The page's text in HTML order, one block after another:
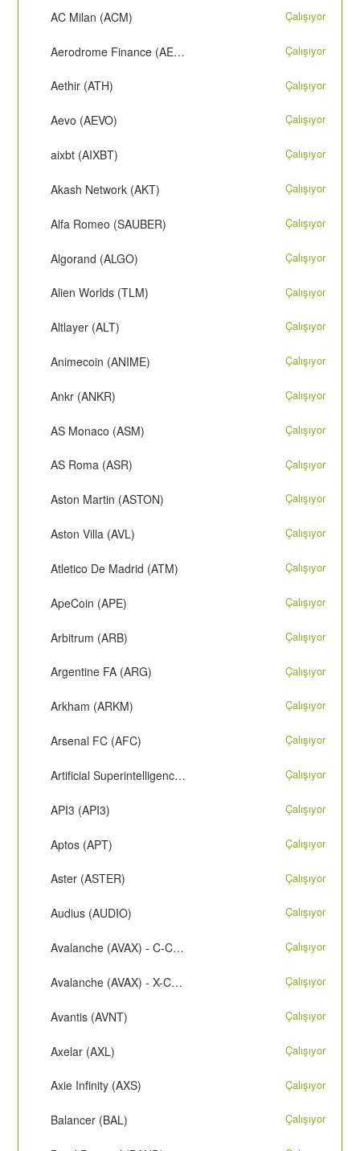
AC Milan (ACM) Çalışıyor
Aerodrome Finance (AERO) Çalışıyor
Aethir (ATH) Çalışıyor
Aevo (AEVO) Çalışıyor
aixbt (AIXBT) Çalışıyor
Akash Network (AKT) Çalışıyor
Alfa Romeo (SAUBER) Çalışıyor
Algorand (ALGO) Çalışıyor
Alien Worlds (TLM) Çalışıyor
Altlayer (ALT) Çalışıyor
Animecoin (ANIME) Çalışıyor
Ankr (ANKR) Çalışıyor
AS Monaco (ASM) Çalışıyor
AS Roma (ASR) Çalışıyor
Aston Martin (ASTON) Çalışıyor
Aston Villa (AVL) Çalışıyor
Atletico De Madrid (ATM) Çalışıyor
ApeCoin (APE) Çalışıyor
Arbitrum (ARB) Çalışıyor
Argentine FA (ARG) Çalışıyor
Arkham (ARKM) Çalışıyor
Arsenal FC (AFC) Çalışıyor
Artificial Superintelligence (FET) Çalışıyor
API3 (API3) Çalışıyor
Aptos (APT) Çalışıyor
Aster (ASTER) Çalışıyor
Audius (AUDIO) Çalışıyor
Avalanche (AVAX) - C-Chain Çalışıyor
Avalanche (AVAX) - X-Chain Çalışıyor
Avantis (AVNT) Çalışıyor
Axelar (AXL) Çalışıyor
Axie Infinity (AXS) Çalışıyor
Balancer (BAL) Çalışıyor